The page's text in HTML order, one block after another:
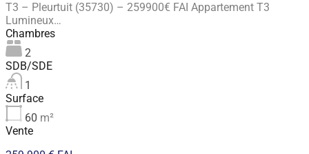
T3 – Pleurtuit (35730) – 259900€ FAI Appartement T3
Lumineux…
Chambres
2
SDB/SDE
1
Surface
60 m²
Vente